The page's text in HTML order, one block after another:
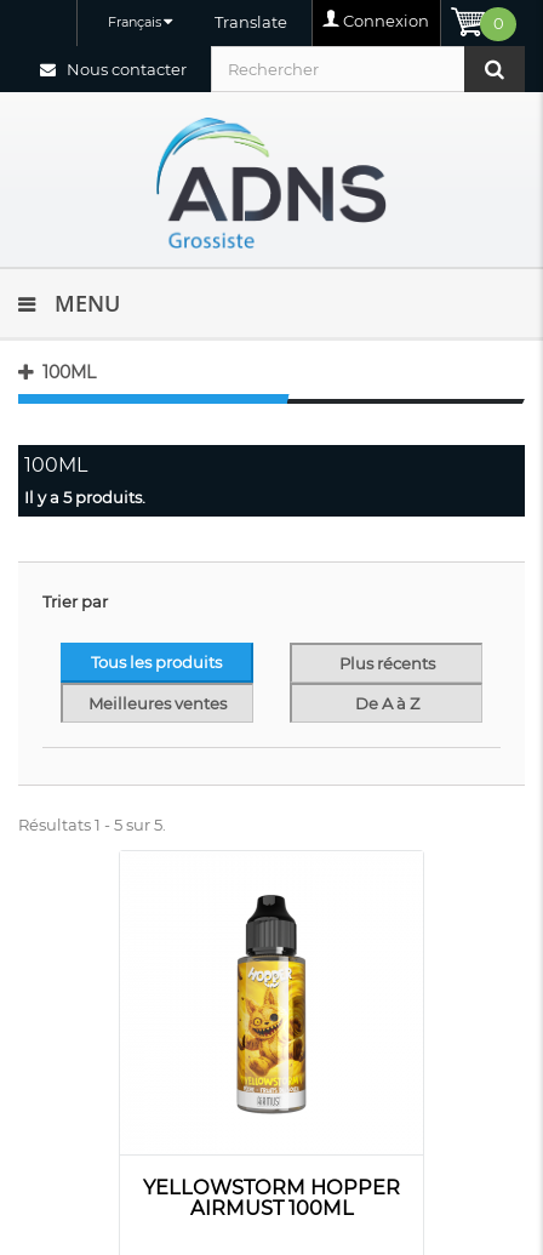
0
Connexion
Translate
Français
Nous contacter
MENU
100ML
100ML
Il y a 5 produits.
Trier par
Tous les produits Plus récents
Meilleures ventes De A à Z
Résultats 1 - 5 sur 5.
YELLOWSTORM HOPPER
AIRMUST 100ML